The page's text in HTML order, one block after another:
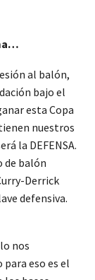
al balón,
bajo el
esta Copa
nuestros
la DEFENSA.
de balón
Derrick
defensiva.
nos
eso es el